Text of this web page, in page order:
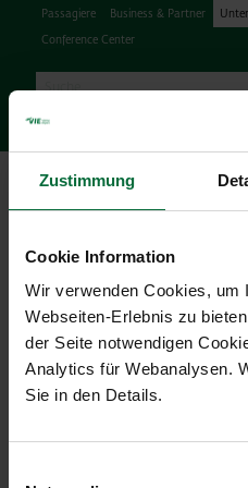
Zustimmung
Cookie Information
Wir verwenden Cookies, um
Webseiten-Erlebnis zu
der Seite notwendigen
Analytics für Webanalysen.
Sie in den Details.
Passagiere Business & Partner
Conference Center
IR - News
13.12.2013|IR-News
§ 91 Börsegesetz